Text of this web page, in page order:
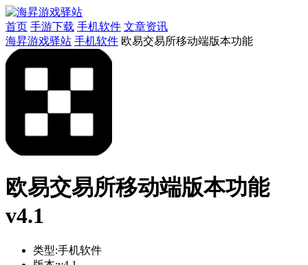
首页 手游下载 手机软件 文章资讯
海昇游戏驿站 手机软件 欧易交易所移动端版本功能
欧易交易所移动端版本功能
v4.1
类型:手机软件